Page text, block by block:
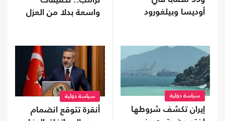
أوديسا وبيلغورود
واسعة بدلا من العزل
سياسة دولية
إيران تكشف شروطها
سياسة دولية
أنقرة تتوقع انضمام